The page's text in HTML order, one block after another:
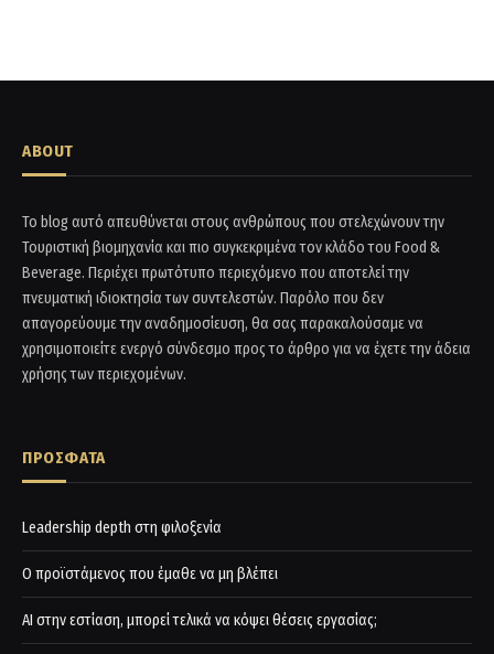
ABOUT
Το blog αυτό απευθύνεται στους ανθρώπους που στελεχώνουν την
Τουριστική βιομηχανία και πιο συγκεκριμένα τον κλάδο του Food &
Beverage. Περιέχει πρωτότυπο περιεχόμενο που αποτελεί την
πνευματική ιδιοκτησία των συντελεστών. Παρόλο που δεν
απαγορεύουμε την αναδημοσίευση, θα σας παρακαλούσαμε να
χρησιμοποιείτε ενεργό σύνδεσμο προς το άρθρο για να έχετε την άδεια
χρήσης των περιεχομένων.
ΠΡΟΣΦΑΤΑ
Leadership depth στη φιλοξενία
Ο προϊστάμενος που έμαθε να μη βλέπει
AI στην εστίαση, μπορεί τελικά να κόψει θέσεις εργασίας;